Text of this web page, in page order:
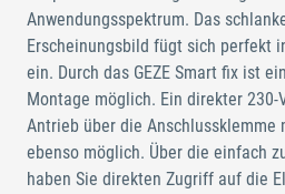
Anwendungsspektrum. Das
Erscheinungsbild fügt sich perfekt
ein. Durch das GEZE Smart fix ist
Montage möglich. Ein direkter 230-
Antrieb über die Anschlussklemme
ebenso möglich. Über die einfach
haben Sie direkten Zugriff auf die